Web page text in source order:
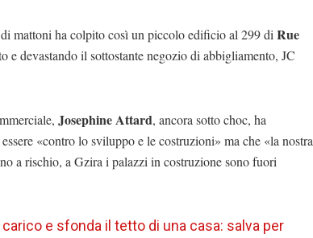
mattoni ha colpito così un piccolo edificio al 299 di Rue
e devastando il sottostante negozio di abbigliamento, JC
Josephine Attard, ancora sotto choc, ha
«contro lo sviluppo e le costruzioni» ma che «la nostra
a rischio, a Gzira i palazzi in costruzione sono fuori
e sfonda il tetto di una casa: salva per